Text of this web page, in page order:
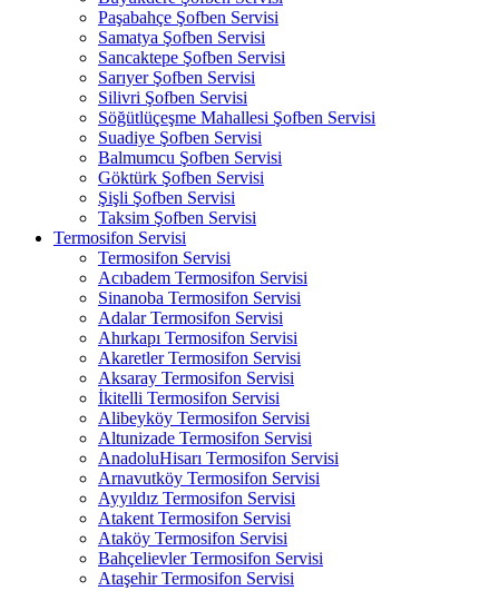
Paşabahçe Şofben Servisi
Samatya Şofben Servisi
Sancaktepe Şofben Servisi
Sarıyer Şofben Servisi
Silivri Şofben Servisi
Söğütlüçeşme Mahallesi Şofben Servisi
Suadiye Şofben Servisi
Balmumcu Şofben Servisi
Göktürk Şofben Servisi
Şişli Şofben Servisi
Taksim Şofben Servisi
Termosifon Servisi
Termosifon Servisi
Acıbadem Termosifon Servisi
Sinanoba Termosifon Servisi
Adalar Termosifon Servisi
Ahırkapı Termosifon Servisi
Akaretler Termosifon Servisi
Aksaray Termosifon Servisi
İkitelli Termosifon Servisi
Alibeyköy Termosifon Servisi
Altunizade Termosifon Servisi
AnadoluHisarı Termosifon Servisi
Arnavutköy Termosifon Servisi
Ayyıldız Termosifon Servisi
Atakent Termosifon Servisi
Ataköy Termosifon Servisi
Bahçelievler Termosifon Servisi
Ataşehir Termosifon Servisi